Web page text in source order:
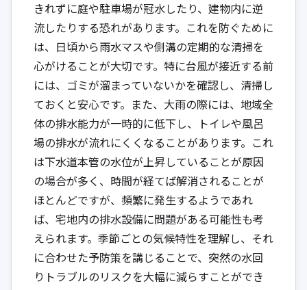
きれずに庭や駐車場が冠水したり、建物内に逆
流したりする恐れがあります。これを防ぐために
は、日頃から雨水マスや側溝の定期的な清掃を
心がけることが大切です。特に台風が接近する前
には、ゴミが溜まっていないかを確認し、清掃し
ておくと安心です。また、大雨の際には、地域全
体の排水能力が一時的に低下し、トイレや風呂
場の排水が流れにくくなることがあります。これ
は下水道本管の水位が上昇していることが原因
の場合が多く、時間が経てば解消されることが
ほとんどですが、頻繁に発生するようであれ
ば、宅地内の排水設備に問題がある可能性も考
えられます。季節ごとの気候特性を理解し、それ
に合わせた予防策を講じることで、突然の水回
りトラブルのリスクを大幅に減らすことができ